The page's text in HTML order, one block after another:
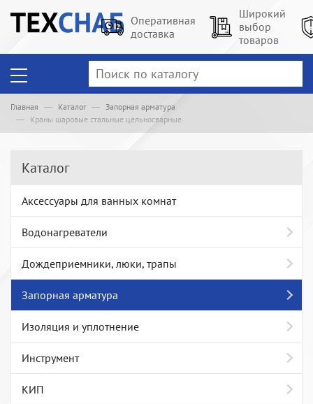
Оперативная
доставка
Широкий
выбор
товаров
Главная Каталог
Запорная арматура
Краны шаровые стальные цельносварные
Каталог
Аксессуары для ванных комнат
Водонагреватели
Дождеприемники, люки, трапы
Запорная арматура
Изоляция и уплотнение
Инструмент
КИП